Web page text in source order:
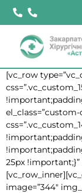
[vc_row
25px
image=”344″